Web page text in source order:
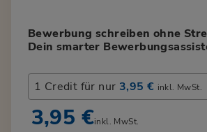
Bewerbung schreiben ohne
Dein smarter
1 Credit für nur 3,95 € inkl. MwSt.
3,95 €inkl. MwSt.